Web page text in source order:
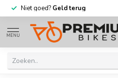
Niet goed? Geld terug
MENU